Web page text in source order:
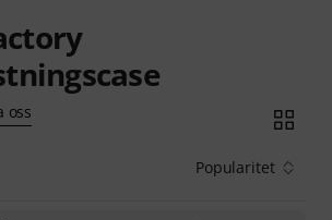
oss
Popularitet